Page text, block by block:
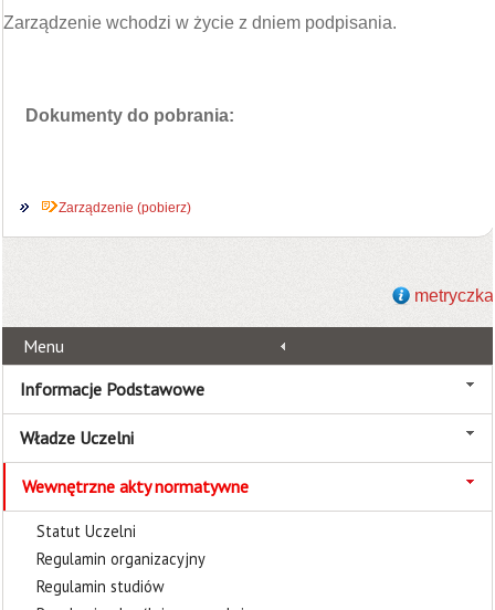
Zarządzenie wchodzi w życie z dniem podpisania.
Dokumenty do pobrania:
Zarządzenie (pobierz)
metryczka
Menu
Informacje Podstawowe
Władze Uczelni
Wewnętrzne akty normatywne
Statut Uczelni
Regulamin organizacyjny
Regulamin studiów